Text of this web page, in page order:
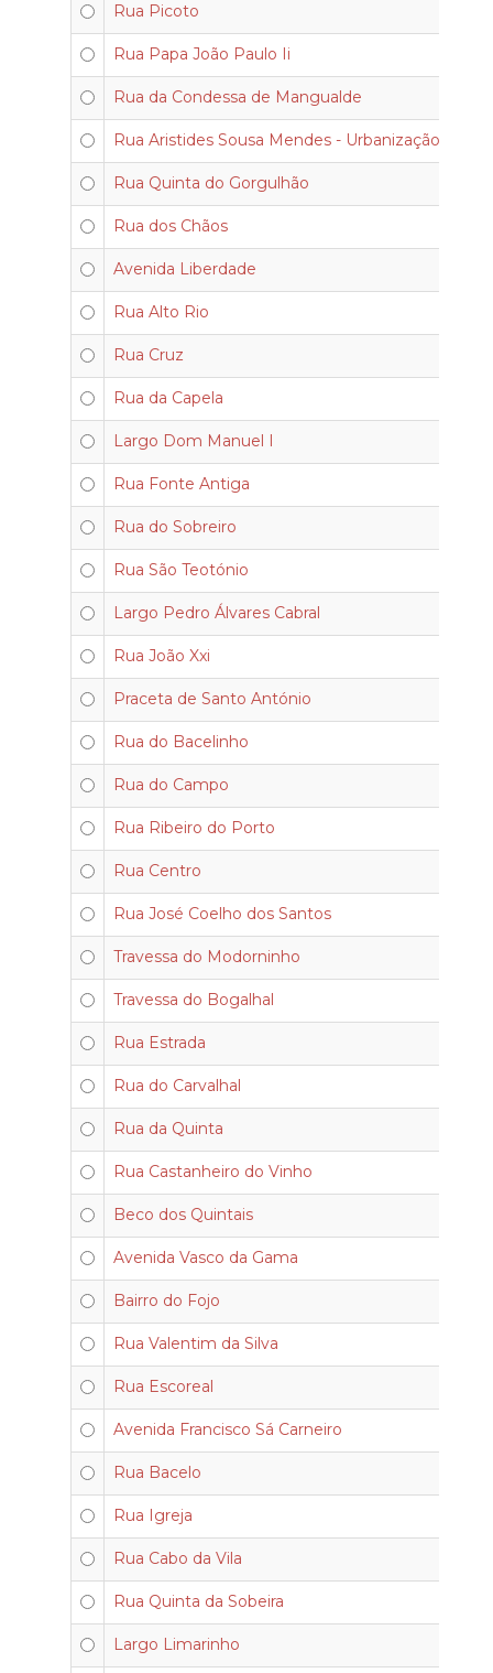
Rua Picoto
Rua Papa João Paulo Ii
Rua da Condessa de Mangualde
Rua Aristides Sousa Mendes - Urbanização do
Rua Quinta do Gorgulhão
Rua dos Chãos
Avenida Liberdade
Rua Alto Rio
Rua Cruz
Rua da Capela
Largo Dom Manuel I
Rua Fonte Antiga
Rua do Sobreiro
Rua São Teotónio
Largo Pedro Álvares Cabral
Rua João Xxi
Praceta de Santo António
Rua do Bacelinho
Rua do Campo
Rua Ribeiro do Porto
Rua Centro
Rua José Coelho dos Santos
Travessa do Modorninho
Travessa do Bogalhal
Rua Estrada
Rua do Carvalhal
Rua da Quinta
Rua Castanheiro do Vinho
Beco dos Quintais
Avenida Vasco da Gama
Bairro do Fojo
Rua Valentim da Silva
Rua Escoreal
Avenida Francisco Sá Carneiro
Rua Bacelo
Rua Igreja
Rua Cabo da Vila
Rua Quinta da Sobeira
Largo Limarinho